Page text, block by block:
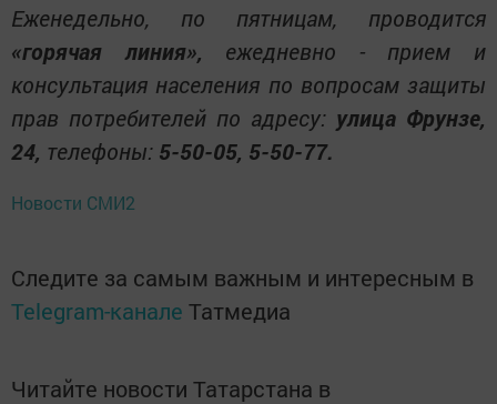
Еженедельно, по пятницам, проводится
«горячая линия», ежедневно - прием и
консультация населения по вопросам защиты
прав потребителей по адресу: улица Фрунзе,
24, телефоны: 5-50-05, 5-50-77.
Новости СМИ2
Следите за самым важным и интересным в
Telegram-канале Татмедиа
Читайте новости Татарстана в